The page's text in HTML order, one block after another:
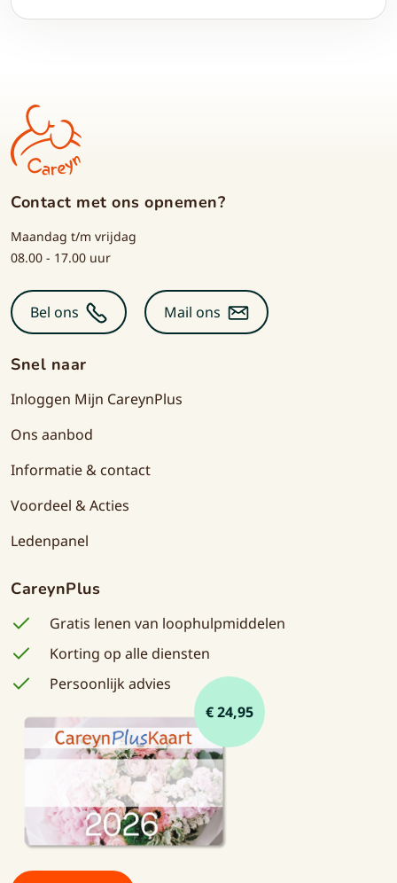
Contact met ons opnemen?
Maandag t/m vrijdag
08.00 - 17.00 uur
Bel ons Mail ons
Snel naar
Inloggen Mijn CareynPlus
Ons aanbod
Informatie & contact
Voordeel & Acties
Ledenpanel
CareynPlus
Gratis lenen van loophulpmiddelen
Korting op alle diensten
Persoonlijk advies
€ 24,95